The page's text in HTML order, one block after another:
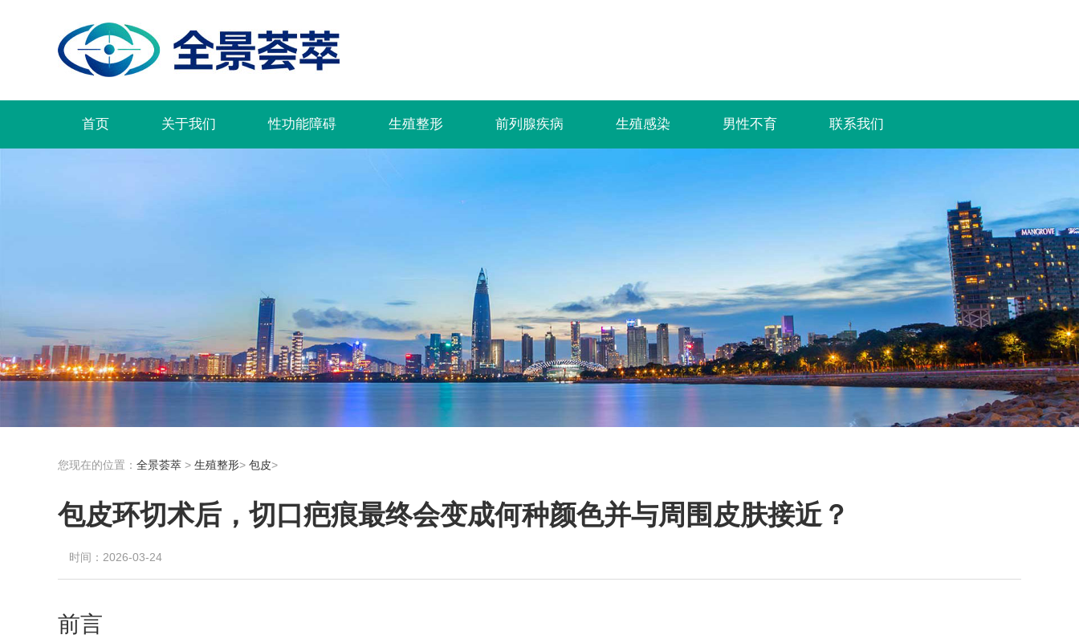
首页 关于我们 性功能障碍 生殖整形 前列腺疾病 生殖感染 男性不育 联系我们
您现在的位置： 全景荟萃 > 生殖整形> 包皮>
包皮环切术后，切口疤痕最终会变成何种颜色并与周围皮肤接近？
时间：2026-03-24
前言